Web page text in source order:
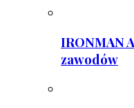
IRONMAN
zawodów